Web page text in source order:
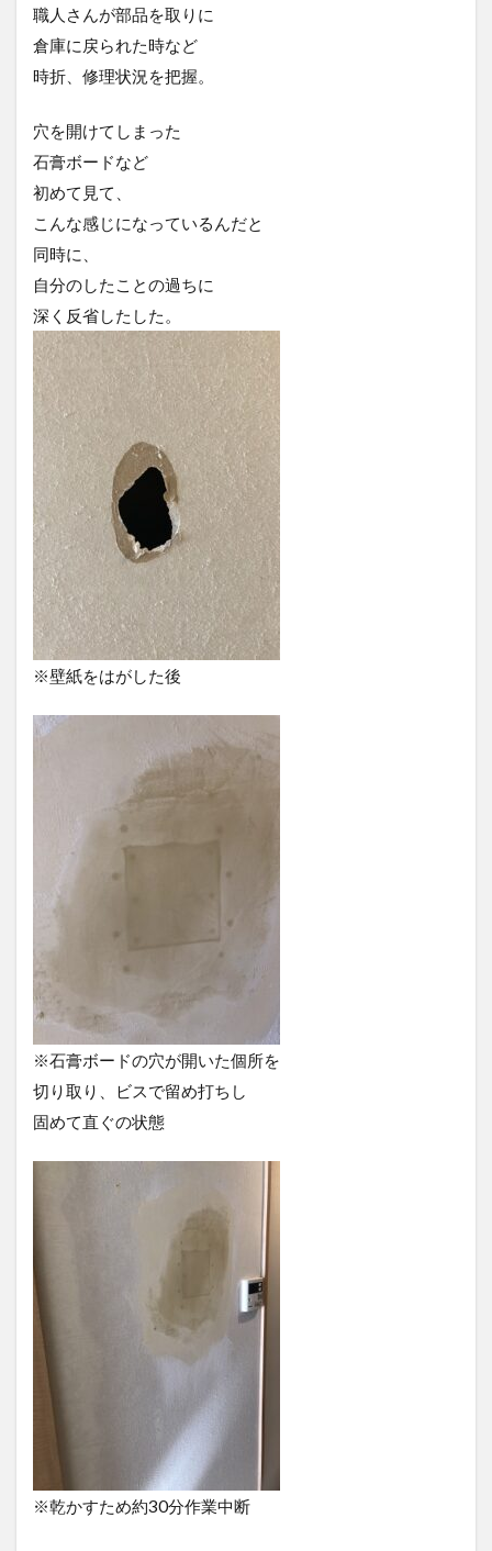
職人さんが部品を取りに
倉庫に戻られた時など
時折、修理状況を把握。
穴を開けてしまった
石膏ボードなど
初めて見て、
こんな感じになっているんだと
同時に、
自分のしたことの過ちに
深く反省したした。
※壁紙をはがした後
※石膏ボードの穴が開いた個所を
切り取り、ビスで留め打ちし
固めて直ぐの状態
※乾かすため約30分作業中断